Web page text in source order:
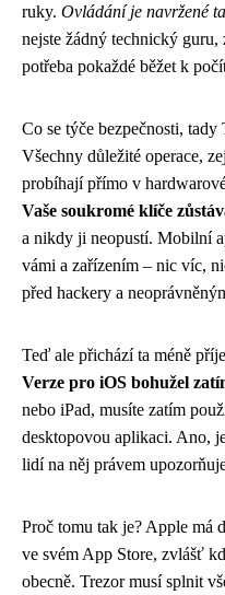
ruky. Ovládání je navržené
nejste žádný technický
potřeba pokaždé běžet k
Co se týče bezpečnosti, tady
Všechny důležité operace,
probíhají přímo v
Vaše soukromé klíče
a nikdy ji neopustí. Mobilní
vámi a zařízením – nic víc,
před hackery a
Teď ale přichází ta méně
Verze pro iOS bohužel
nebo iPad, musíte zatím
desktopovou aplikaci. Ano,
lidí na něj právem
Proč tomu tak je? Apple má
ve svém App Store, zvlášť
obecně. Trezor musí splnit